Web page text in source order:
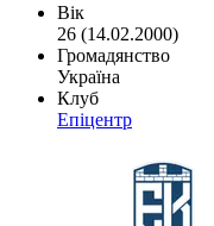
Вік
26 (14.02.2000)
Громадянство
Україна
Клуб
Епіцентр